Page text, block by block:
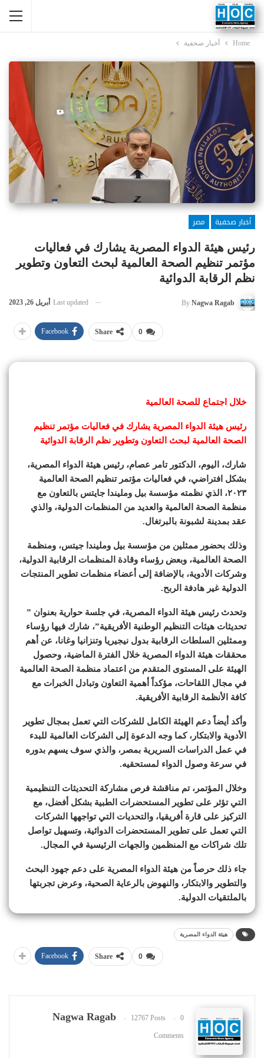
Home أخبار صحفية
أخبار صحفية
مصر
رئيس هيئة الدواء المصرية يشارك في فعاليات
مؤتمر تنظيم الصحة العالمية لبحث التعاون وتطوير
نظم الرقابة الدوائية
By Nagwa Ragab
Last updated أبريل 26, 2023
0
Share
Facebook
خلال اجتماع للصحة العالمية
رئيس هيئة الدواء المصرية يشارك في فعاليات مؤتمر تنظيم
الصحة العالمية لبحث التعاون وتطوير نظم الرقابة الدوائية
شارك، اليوم، الدكتور تامر عصام، رئيس هيئة الدواء المصرية،
بشكل افتراضي، في فعاليات مؤتمر تنظيم الصحة العالمية
٢٠٢٣، الذي نظمته مؤسسة بيل ومليندا جايتس بالتعاون مع
منظمة الصحة العالمية والعديد من المنظمات الدولية، والذي
عقد بمدينة لشبونة بالبرتغال.
وذلك بحضور ممثلين من مؤسسة بيل ومليندا جيتس، ومنظمة
الصحة العالمية، وبعض رؤساء وقادة المنظمات الرقابية الدولية،
وشركات الأدوية، بالإضافة إلى أعضاء منظمات تطوير المنتجات
الدولية غير هادفة الربح.
وتحدث رئيس هيئة الدواء المصرية، في جلسة حوارية بعنوان ”
تحديثات هيئات التنظيم الوطنية الأفريقية”، شارك فيها رؤساء
وممثلين السلطات الرقابية بدول نيجيريا وتنزانيا وغانا، عن أهم
محققات هيئة الدواء المصرية خلال الفترة الماضية، وحصول
الهيئة على المستوى المتقدم من اعتماد منظمة الصحة العالمية
في مجال اللقاحات، مؤكداً أهمية التعاون وتبادل الخبرات مع
كافة الأنظمة الرقابية الأفريقية.
وأكد أيضاً دعم الهيئة الكامل للشركات التي تعمل بمجال تطوير
الأدوية والابتكار، كما وجه الدعوة إلى الشركات العالمية للبدء
في عمل الدراسات السريرية بمصر، والذي سوف يسهم بدوره
في سرعة وصول الدواء لمستحقيه.
وخلال المؤتمر، تم مناقشة فرص مشاركة التحديثات التنظيمية
التي تؤثر على تطوير المستحضرات الطبية بشكل أفضل، مع
التركيز على قارة أفريقيا، والتحديات التي تواجهها الشركات
التي تعمل على تطوير المستحضرات الدوائية، وتسهيل تواصل
تلك شراكات مع المنظمين والجهات الرئيسية في المجال.
جاء ذلك حرصاً من هيئة الدواء المصرية على دعم جهود البحث
والتطوير والابتكار، والنهوض بالرعاية الصحية، وعرض تجربتها
بالملتقيات الدولية.
هيئة الدواء المصرية
0
Share
Facebook
Nagwa Ragab 12767 Posts 0
Comments